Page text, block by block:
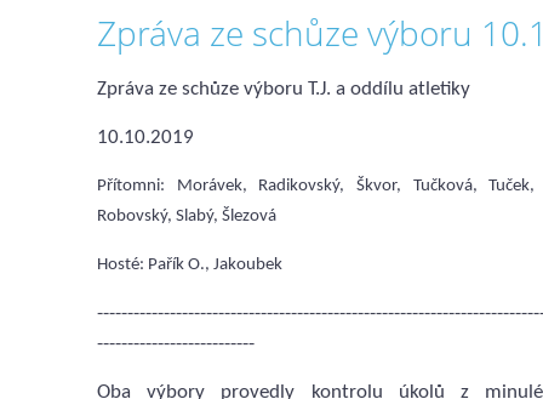
Zpráva ze schůze výboru
Zpráva ze schůze výboru T.J. a oddílu atletiky
10.10.2019
Přítomni: Morávek, Radikovský, Škvor, Tučková,
Robovský, Slabý, Šlezová
Hosté: Pařík O., Jakoubek
--------------------------
Oba výbory provedly kontrolu úkolů z